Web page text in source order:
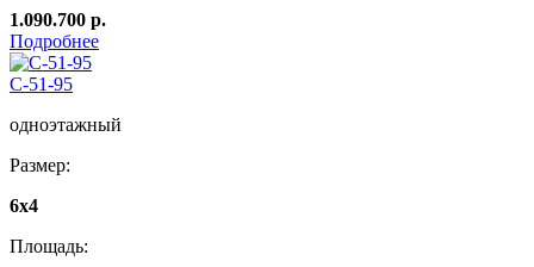
1.090.700 р.
Подробнее
C-51-95
одноэтажный
Размер:
6x4
Площадь: